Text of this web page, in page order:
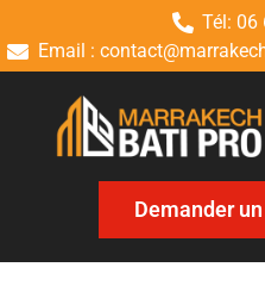
Tél: 06
Email :
Demander